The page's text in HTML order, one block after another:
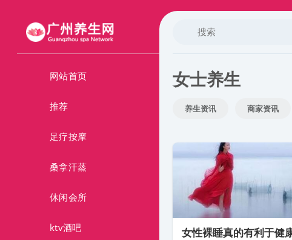
网站首页
推荐
足疗按摩
桑拿汗蒸
休闲会所
ktv酒吧
女士养生
养生资讯 商家资讯
女性裸睡真的有利于健